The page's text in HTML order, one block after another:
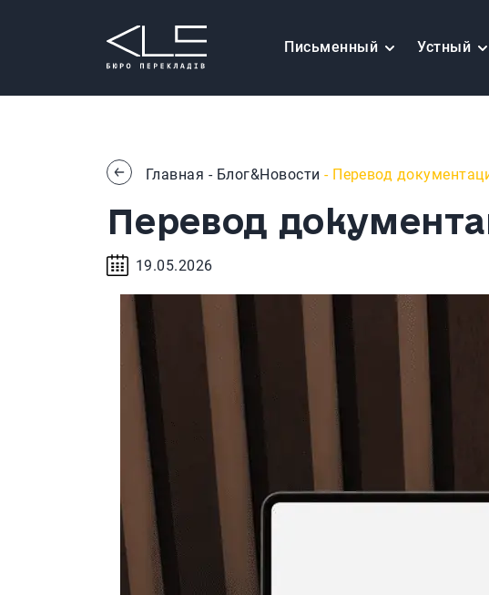
Письменный Устный
Главная - Блог&Новости - Перевод
Перевод
19.05.2026